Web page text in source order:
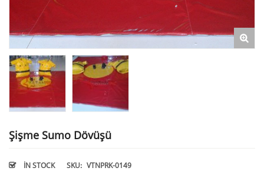
Şişme Sumo Dövüşü
IN STOCK SKU: VTNPRK-0149